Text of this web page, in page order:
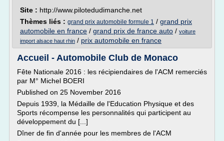
Site : http://www.pilotedudimanche.net
Thèmes liés : grand prix automobile formule 1 / grand prix
automobile en france / grand prix de france auto / voiture
import alsace haut rhin / prix automobile en france
Accueil - Automobile Club de Monaco
Fête Nationale 2016 : les récipiendaires de l'ACM remerciés
par M° Michel BOERI
Published on 25 November 2016
Depuis 1939, la Médaille de l'Education Physique et des
Sports récompense les personnalités qui participent au
développement du [...]
Dîner de fin d'année pour les membres de l'ACM